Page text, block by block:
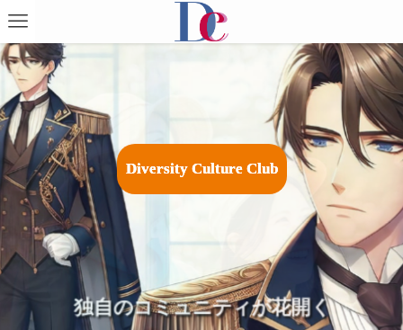
Diversity Culture Club
広がる祭りやイベントで